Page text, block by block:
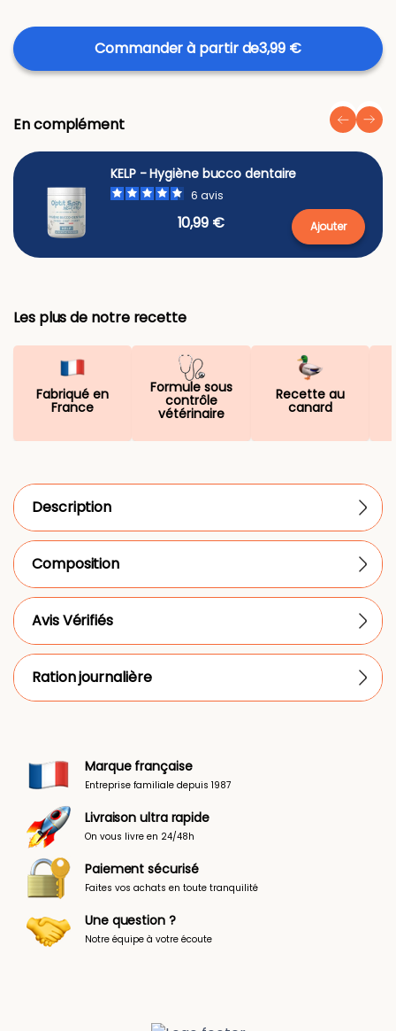
Commander à partir de3,99 €
En complément
KELP - Hygiène bucco dentaire
6 avis
10,99 € Ajouter
Les plus de notre recette
Fabriqué en
France
Formule sous
contrôle
vétérinaire
Recette au
canard
Description
Composition
Avis Vérifiés
Ration journalière
Marque française
Entreprise familiale depuis 1987
Livraison ultra rapide
On vous livre en 24/48h
Paiement sécurisé
Faites vos achats en toute tranquilité
Une question ?
Notre équipe à votre écoute